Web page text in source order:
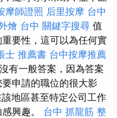
摩師證照 后里按摩 台中
燴 台中 關鍵字搜尋 值
要性，這可以為任何實
士 推薦書 台中按摩推薦
有一般答案，因為答案
申請的職位的很大影
地區甚至特定公司工作
興趣。 台中 抓龍筋 整